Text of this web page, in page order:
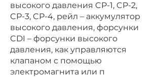
высокого давления CP-1, CP-2,
CP-3, CP-4, рейл – аккумулятор
высокого давления, форсунки
CDI – форсунки высокого
давления, как управляются
клапаном с помощью
электромагнита или п